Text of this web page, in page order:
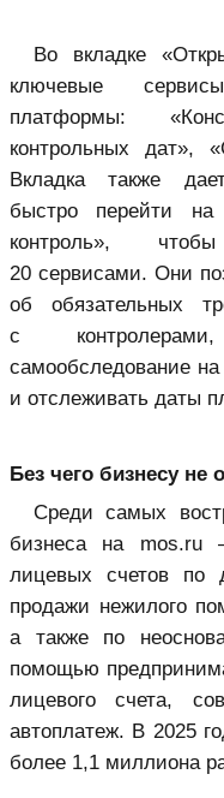
Во вкладке
ключевые
платформы:
контрольных дат»,
Вкладка также
быстро перейти
контроль»,
20 сервисами. Они
об обязательных
с
самообследование на
и отслеживать даты
Без чего бизнесу не
Среди самых
бизнеса на mos.ru
лицевых счетов по
продажи нежилого
а также по
помощью
лицевого счета,
автоплатеж. В 2025
более 1,1 миллиона